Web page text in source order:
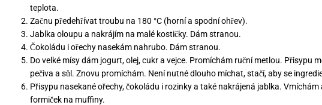
teplota.
Začnu předehřívat troubu na 180 °C (horní a spodní ohřev).
Jablka oloupu a nakrájím na malé kostičky. Dám stranou.
Čokoládu i ořechy nasekám nahrubo. Dám stranou.
Do velké mísy dám jogurt, olej, cukr a vejce. Promíchám ruční metlou. Přisypu
pečiva a sůl. Znovu promíchám. Není nutné dlouho míchat, stačí, aby se
Přisypu nasekané ořechy, čokoládu i rozinky a také nakrájená jablka. Vmíchám
formiček na muffiny.